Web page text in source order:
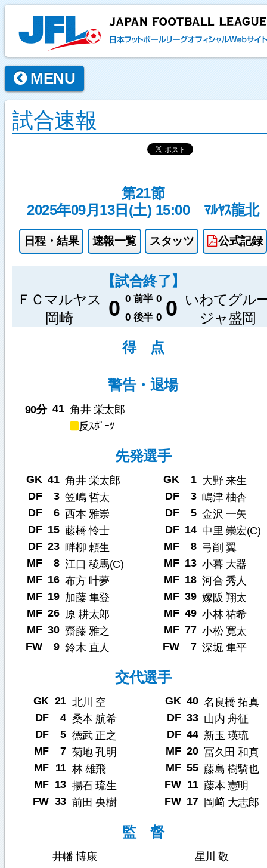
MENU
試合速報
第21節
2025年09月13日(土) 15:00
ﾏﾙﾔｽ龍北
日程・結果 速報一覧 スタッツ 公式記録
【試合終了】
ＦＣマルヤス
岡崎
0 0 前半 0 0 いわてグル
ジャ盛岡
0 後半 0
得 点
警告・退場
90分 41 角井 栄太郎
反ｽﾎﾟｰﾂ
先発選手
GK 41 角井 栄太郎
DF
3 笠嶋 哲太
DF
6 西本 雅崇
DF 15 藤橋 怜士
DF 23 畔柳 頼生
MF
8 江口 稜馬(C)
MF 16 布方 叶夢
MF 19 加藤 隼登
MF 26 原 耕太郎
MF 30 齋藤 雅之
FW
9 鈴木 直人
GK 1 大野 来生
DF
3 嶋津 柚杏
DF
5 金沢 一矢
DF 14 中里 崇宏(C)
MF
8 弓削 翼
MF 13 小暮 大器
MF 18 河合 秀人
MF 39 嫁阪 翔太
MF 49 小林 祐希
MF 77 小松 寛太
FW
7 深堀 隼平
交代選手
GK 21 北川 空
DF
4 桑本 航希
DF
5 徳武 正之
MF
7 菊地 孔明
MF
11 林 雄飛
MF 13 揚石 琉生
FW 33 前田 央樹
GK 40 名良橋 拓真
DF 33 山内 舟征
DF 44 新玉 瑛琉
MF 20 冨久田 和真
MF 55 藤島 樹騎也
FW 11 藤本 憲明
FW 17 岡﨑 大志郎
監 督
井幡 博康 星川 敬